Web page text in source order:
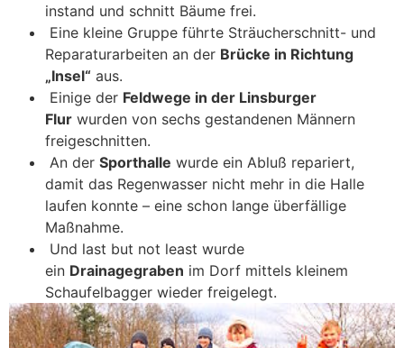
instand und schnitt Bäume frei.
Eine kleine Gruppe führte Sträucherschnitt- und
Reparaturarbeiten an der Brücke in Richtung
„Insel“ aus.
Einige der Feldwege in der Linsburger
Flur wurden von sechs gestandenen Männern
freigeschnitten.
An der Sporthalle wurde ein Abluß repariert,
damit das Regenwasser nicht mehr in die Halle
laufen konnte – eine schon lange überfällige
Maßnahme.
Und last but not least wurde
ein Drainagegraben im Dorf mittels kleinem
Schaufelbagger wieder freigelegt.